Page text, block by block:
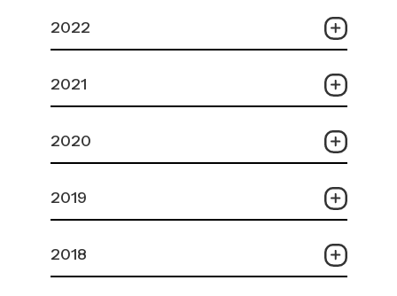
2022
2021
2020
2019
2018